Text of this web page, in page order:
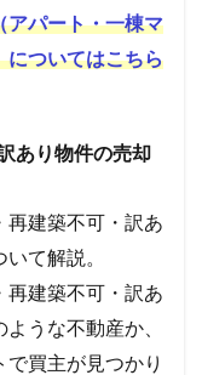
アパート・一棟マ
についてはこちら
あり物件の売却
再建築不可・訳あ
て解説。
再建築不可・訳あ
うな不動産か、
買主が見つかり